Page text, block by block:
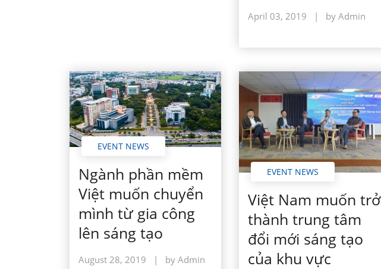
April 03, 2019 | by Admin
EVENT NEWS
Ngành phần mềm
Việt muốn chuyển
mình từ gia công
lên sáng tạo
August 28, 2019 | by Admin
EVENT NEWS
Việt Nam muốn trở
thành trung tâm
đổi mới sáng tạo
của khu vực